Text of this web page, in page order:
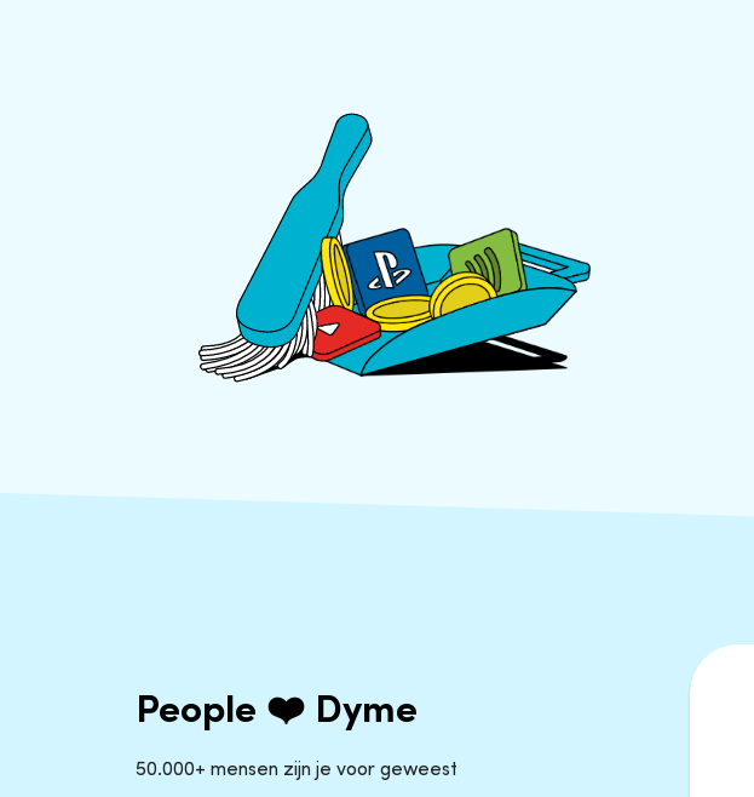
People ❤️ Dyme
50.000+ mensen zijn je voor geweest